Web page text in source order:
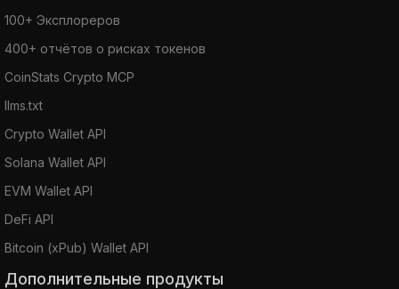
100+ Эксплореров
400+ отчётов о рисках токенов
CoinStats Crypto MCP
llms.txt
Crypto Wallet API
Solana Wallet API
EVM Wallet API
DeFi API
Bitcoin (xPub) Wallet API
Дополнительные продукты